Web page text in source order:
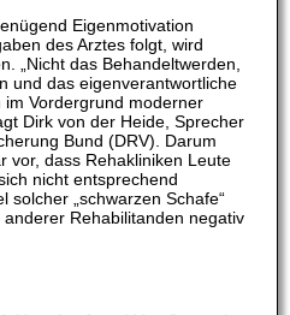
Eigenmotivation
des Arztes folgt, wird
„Nicht das Behandeltwerden,
und das eigenverantwortliche
Vordergrund moderner
Dirk von der Heide, Sprecher
Bund (DRV). Darum
vor, dass Rehakliniken Leute
nicht entsprechend
solcher „schwarzen Schafe“
Rehabilitanden negativ